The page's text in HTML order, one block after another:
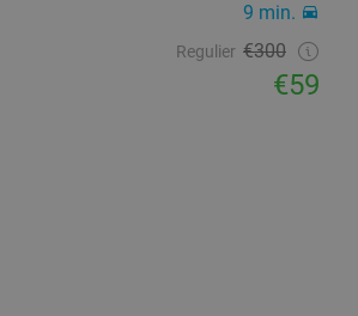
9 min.
Regulier €300
€59